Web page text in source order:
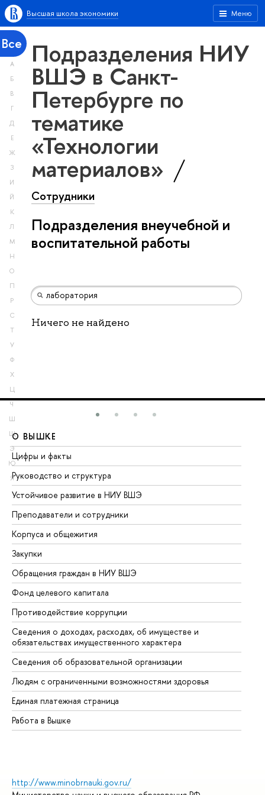
Меню
Высшая школа экономики
Все
А
Б
В
Г
Д
Е
Ж
З
И
Й
К
Л
М
Н
О
П
Р
С
Т
У
Ф
Х
Ц
Ч
Ш
Щ
Э
Ю
Я
Подразделения НИУ
ВШЭ в Санкт-
Петербурге по
тематике
«Технологии
материалов»
Сотрудники
Подразделения внеучебной и
воспитательной работы
Ничего не найдено
О ВЫШКЕ
Цифры и факты
Руководство и структура
Устойчивое развитие в НИУ ВШЭ
Преподаватели и сотрудники
Корпуса и общежития
Закупки
Обращения граждан в НИУ ВШЭ
Фонд целевого капитала
Противодействие коррупции
Сведения о доходах, расходах, об имуществе и
обязательствах имущественного характера
Сведения об образовательной организации
Людям с ограниченными возможностями здоровья
Единая платежная страница
Работа в Вышке
http://www.minobrnauki.gov.ru/